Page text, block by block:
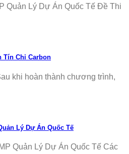
Quản Lý Dự Án Quốc Tế Đề Thi
Tín Chỉ Carbon
khi hoàn thành chương trình,
Lý Dự Án Quốc Tế
Quản Lý Dự Án Quốc Tế Các